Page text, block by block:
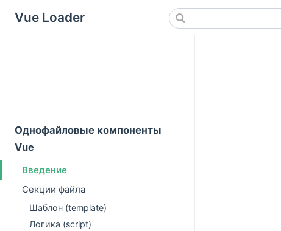
Vue Loader
Однофайловые компоненты
Vue
Введение
Секции файла
Шаблон (template)
Логика (script)